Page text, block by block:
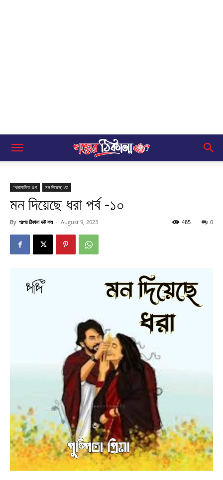
"ধারাবাহিক গল্প মন দিয়েছে ধরা
মন দিয়েছে ধরা পর্ব -১০
By গল্পের ঠিকানা ডট কম - August 9, 2023 0
485